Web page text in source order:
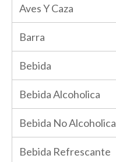
Aves Y Caza
Barra
Bebida
Bebida Alcoholica
Bebida No Alcoholica
Bebida Refrescante